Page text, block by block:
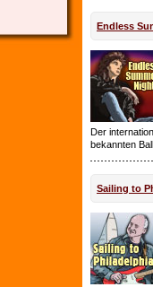
Endless
Der
bekannten
Sailing to